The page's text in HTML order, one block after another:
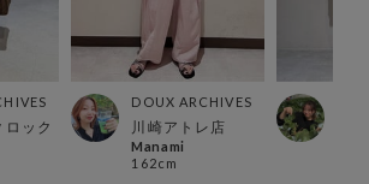
ロック
DOUX ARCHIVES
川崎アトレ店
Manami
162cm